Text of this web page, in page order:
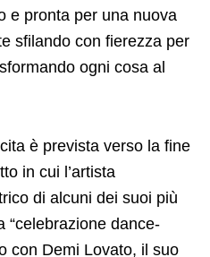
e pronta per una nuova
sfilando con fierezza per
ogni cosa al
è prevista verso la fine
in cui l’artista
di alcuni dei suoi più
“celebrazione dance-
con Demi Lovato, il suo